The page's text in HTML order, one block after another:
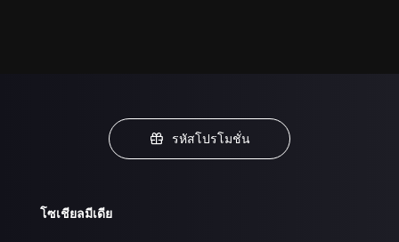
รหัสโปรโมชั่น
โซเชียลมีเดีย